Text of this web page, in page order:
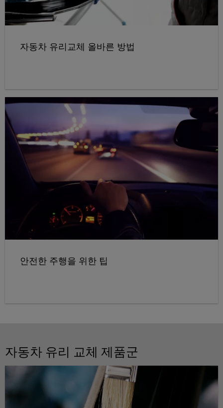
자동차 유리교체 올바른 방법
안전한 주행을 위한 팁
자동차 유리 교체 제품군